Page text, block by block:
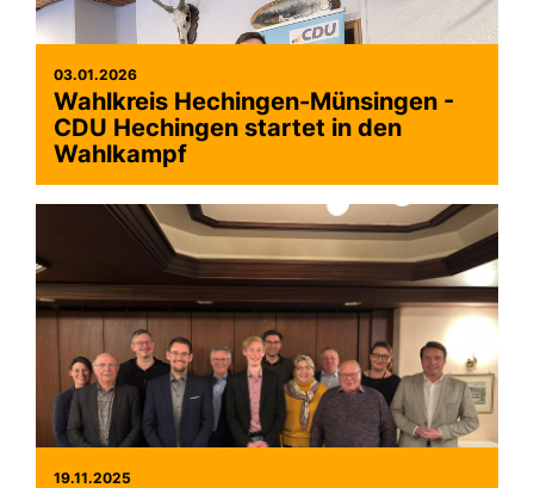
03.01.2026
Wahlkreis Hechingen-Münsingen -
CDU Hechingen startet in den
Wahlkampf
19.11.2025